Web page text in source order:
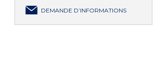
DEMANDE D’INFORMATIONS